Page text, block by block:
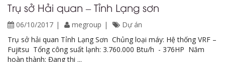
Trụ sở Hải quan – Tỉnh Lạng sơn
06/10/2017 megroup
Dự án
Trụ sở hải quan Tỉnh Lạng Sơn Chủng loại máy: Hệ thống VRF –
Fujitsu Tổng công suất lạnh: 3.760.000 Btu/h - 376HP Năm
hoàn thành: Đang thi ...